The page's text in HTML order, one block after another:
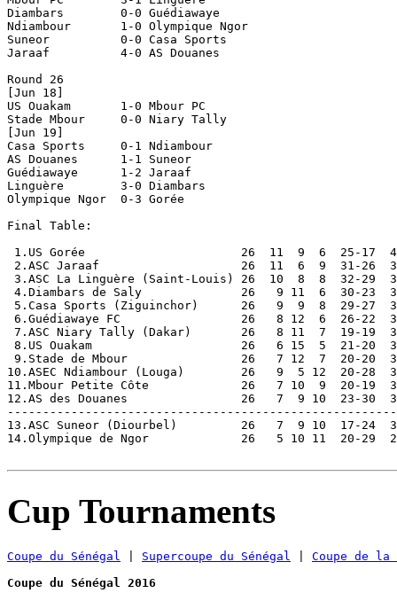
Cup Tournaments
Coupe du Sénégal Supercoupe du Sénégal
Coupe de la
Coupe du Sénégal 2016